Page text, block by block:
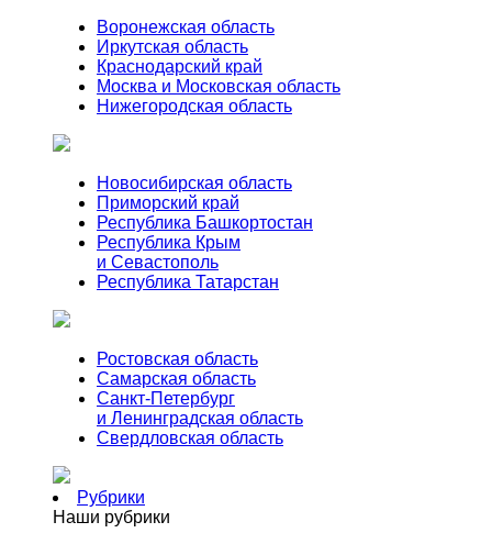
Воронежская область
Иркутская область
Краснодарский край
Москва и Московская область
Нижегородская область
Новосибирская область
Приморский край
Республика Башкортостан
Республика Крым
и Севастополь
Республика Татарстан
Ростовская область
Самарская область
Санкт-Петербург
и Ленинградская область
Свердловская область
Рубрики
Наши рубрики